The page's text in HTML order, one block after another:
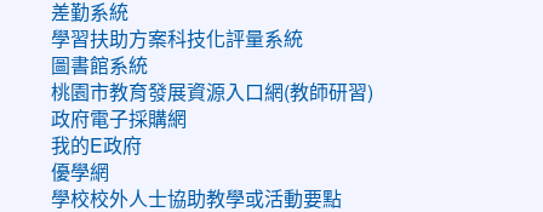
差勤系統
學習扶助方案科技化評量系統
圖書館系統
桃園市教育發展資源入口網(教師研習)
政府電子採購網
我的E政府
優學網
學校校外人士協助教學或活動要點